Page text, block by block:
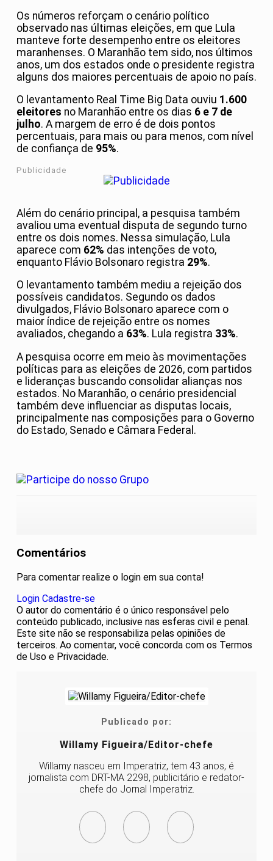
Os números reforçam o cenário político
observado nas últimas eleições, em que Lula
manteve forte desempenho entre os eleitores
maranhenses. O Maranhão tem sido, nos últimos
anos, um dos estados onde o presidente registra
alguns dos maiores percentuais de apoio no país.
O levantamento Real Time Big Data ouviu 1.600
eleitores no Maranhão entre os dias 6 e 7 de
julho. A margem de erro é de dois pontos
percentuais, para mais ou para menos, com nível
de confiança de 95%.
Publicidade
Além do cenário principal, a pesquisa também
avaliou uma eventual disputa de segundo turno
entre os dois nomes. Nessa simulação, Lula
aparece com 62% das intenções de voto,
enquanto Flávio Bolsonaro registra 29%.
O levantamento também mediu a rejeição dos
possíveis candidatos. Segundo os dados
divulgados, Flávio Bolsonaro aparece com o
maior índice de rejeição entre os nomes
avaliados, chegando a 63%. Lula registra 33%.
A pesquisa ocorre em meio às movimentações
políticas para as eleições de 2026, com partidos
e lideranças buscando consolidar alianças nos
estados. No Maranhão, o cenário presidencial
também deve influenciar as disputas locais,
principalmente nas composições para o Governo
do Estado, Senado e Câmara Federal.
Comentários
Para comentar realize o login em sua conta!
Login Cadastre-se
O autor do comentário é o único responsável pelo
conteúdo publicado, inclusive nas esferas civil e penal.
Este site não se responsabiliza pelas opiniões de
terceiros. Ao comentar, você concorda com os Termos
de Uso e Privacidade.
Publicado por:
Willamy Figueira/Editor-chefe
Willamy nasceu em Imperatriz, tem 43 anos, é
jornalista com DRT-MA 2298, publicitário e redator-
chefe do Jornal Imperatriz.